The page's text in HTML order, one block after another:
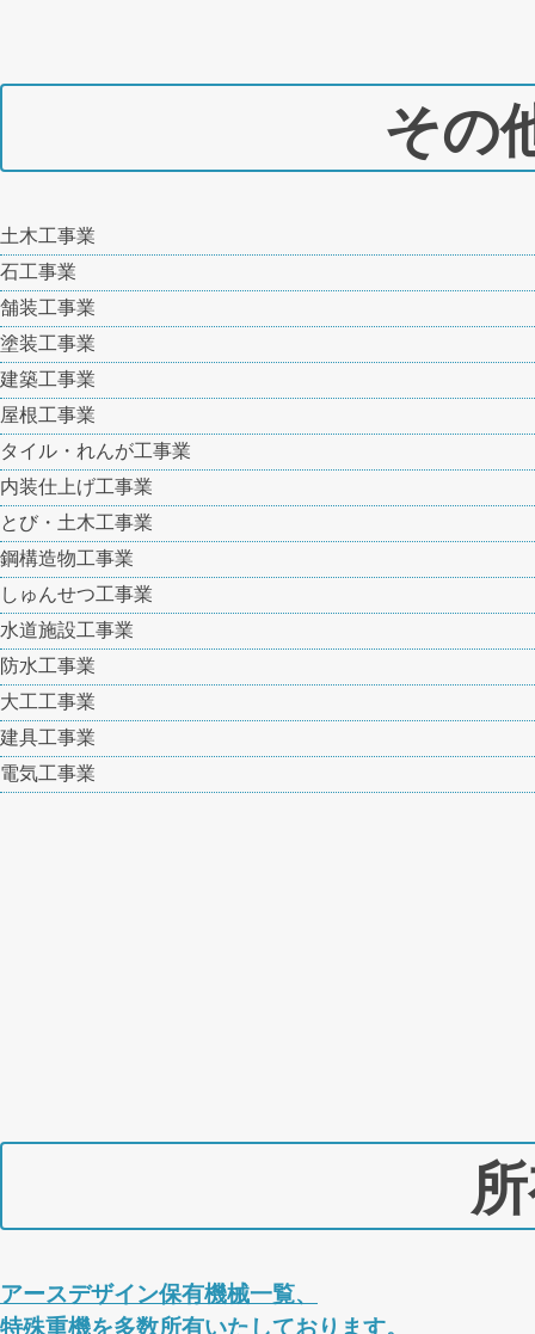
その
土木工事業
石工事業
舗装工事業
塗装工事業
建築工事業
屋根工事業
タイル・れんが工事業
内装仕上げ工事業
とび・土木工事業
鋼構造物工事業
しゅんせつ工事業
水道施設工事業
防水工事業
大工工事業
建具工事業
電気工事業
アースデザイン保有機械一覧、
特殊重機を多数所有いたしております。